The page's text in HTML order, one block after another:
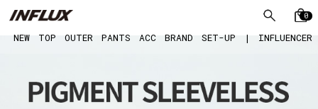
0
NEW TOP OUTER PANTS ACC BRAND SET-UP | INFLUENCER